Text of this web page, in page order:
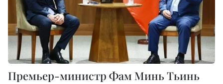
Премьер-министр Фам Минь Тьинь